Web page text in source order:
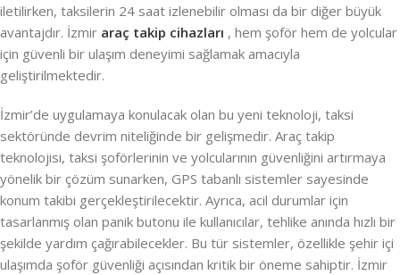
iletilirken, taksilerin 24 saat izlenebilir olması da bir diğer büyük
avantajdır. İzmir araç takip cihazları , hem şoför hem de yolcular
için güvenli bir ulaşım deneyimi sağlamak amacıyla
geliştirilmektedir.
İzmir’de uygulamaya konulacak olan bu yeni teknoloji, taksi
sektöründe devrim niteliğinde bir gelişmedir. Araç takip
teknolojisi, taksi şoförlerinin ve yolcularının güvenliğini artırmaya
yönelik bir çözüm sunarken, GPS tabanlı sistemler sayesinde
konum takibi gerçekleştirilecektir. Ayrıca, acil durumlar için
tasarlanmış olan panik butonu ile kullanıcılar, tehlike anında hızlı bir
şekilde yardım çağırabilecekler. Bu tür sistemler, özellikle şehir içi
ulaşımda şoför güvenliği açısından kritik bir öneme sahiptir. İzmir